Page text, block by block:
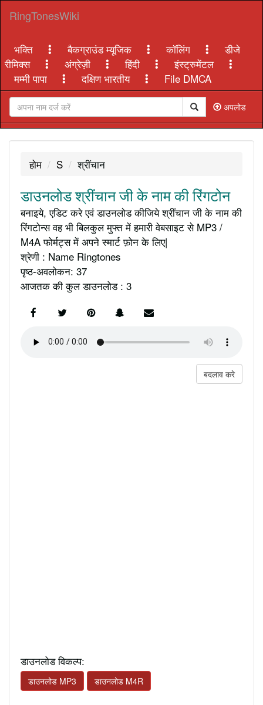
RingTonesWiki
भक्ति बैकग्राउंड म्यूजिक कॉलिंग
डीजे
रीमिक्स
अंग्रेज़ी हिंदी
इंस्ट्रुमेंटल
मम्मी पापा
दक्षिण भारतीय File DMCA
अपलोड
होम S श्रींचान
डाउनलोड श्रींचान जी के नाम की रिंगटोन
बनाइये, एडिट करे एवं डाउनलोड कीजिये श्रींचान जी के नाम की
रिंगटोन्स वह भी बिलकुल मुफ्त में हमारी वेबसाइट से MP3 /
M4A फोर्मट्स में अपने स्मार्ट फ़ोन के लिए|
श्रेणी : Name Ringtones
पृष्ठ-अवलोकन: 37
आजतक की कुल डाउनलोड : 3
बदलाव करे
डाउनलोड विकल्प:
डाउनलोड MP3 डाउनलोड M4R